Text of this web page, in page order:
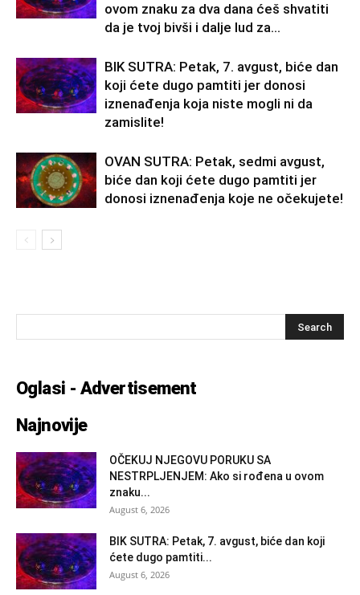
ovom znaku za dva dana ćeš shvatiti
da je tvoj bivši i dalje lud za...
BIK SUTRA: Petak, 7. avgust, biće dan
koji ćete dugo pamtiti jer donosi
iznenađenja koja niste mogli ni da
zamislite!
OVAN SUTRA: Petak, sedmi avgust,
biće dan koji ćete dugo pamtiti jer
donosi iznenađenja koje ne očekujete!
Oglasi - Advertisement
Najnovije
OČEKUJ NJEGOVU PORUKU SA
NESTRPLJENJEM: Ako si rođena u ovom
znaku...
August 6, 2026
BIK SUTRA: Petak, 7. avgust, biće dan koji
ćete dugo pamtiti...
August 6, 2026